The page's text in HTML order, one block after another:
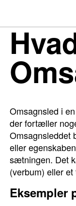
Omsagnsled i
der fortæller
Omsagnsleddet
eller
sætningen. Det
(verbum) eller
Eksempler